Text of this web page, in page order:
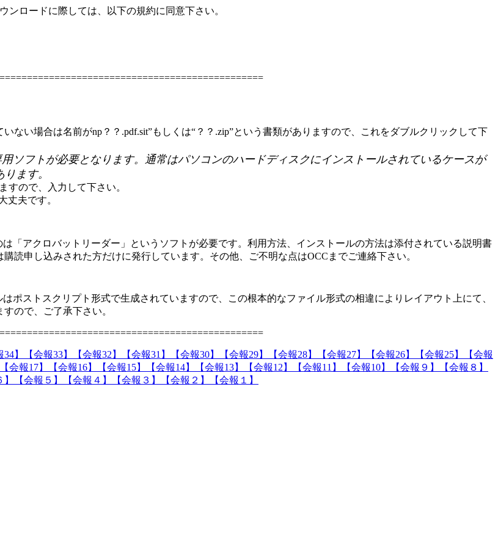
ンロードに際しては、以下の規約に同意下さい。
ない場合は名前がnp？？.pdf.sit”もしくは“？？.zip”という書類がありますので、これをダブルクリックして下
ソフトが必要となります。通常はパソコンのハードディスクにインストールされているケースが
ます。
すので、入力して下さい。
丈夫です。
「アクロバットリーダー」というソフトが必要です。利用方法、インストールの方法は添付されている説明書
読申し込みされた方だけに発行しています。その他、ご不明な点はOCCまでご連絡下さい。
ポストスクリプト形式で生成されていますので、この根本的なファイル形式の相違によりレイアウト上にて、
ので、ご了承下さい。
34】 【会報33】 【会報32】 【会報31】 【会報30】 【会報29】 【会報28】 【会報27】 【会報26】 【会報25】
【会報
【会報17】 【会報16】 【会報15】 【会報14】 【会報13】 【会報12】 【会報11】 【会報10】 【会報９】
【会報８】
【会報５】 【会報４】 【会報３】 【会報２】 【会報１】